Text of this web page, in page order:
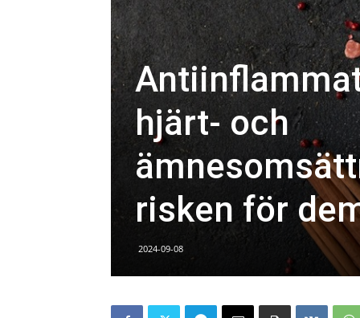
hjärt- och
risken för
2024-09-08